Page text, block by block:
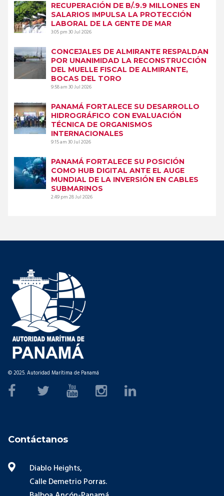
RECUPERACIÓN DE B/.9.9 MILLONES EN
SALARIOS IMPULSA LA PROTECCIÓN
LABORAL DE LA GENTE DE MAR
3:05 pm30 Jul 2026
CONCEJALES DE ALMIRANTE RESPALDAN
POR UNANIMIDAD LA RECONSTRUCCIÓN
DEL MUELLE FISCAL DE ALMIRANTE,
BOCAS DEL TORO
9:58 am30 Jul 2026
PANAMÁ FORTALECE SU DESARROLLO
HIDROGRÁFICO CON EVALUACIÓN
TÉCNICA DE ORGANISMOS
INTERNACIONALES
9:15 am30 Jul 2026
PANAMÁ FORTALECE SU POSICIÓN
COMO HUB DIGITAL ANTE EL AUGE
MUNDIAL DE LA INVERSIÓN EN CABLES
SUBMARINOS
2:49 pm28 Jul 2026
© 2025. Autoridad Marítima de Panamá
Contáctanos
Diablo Heights,
Calle Demetrio Porras.